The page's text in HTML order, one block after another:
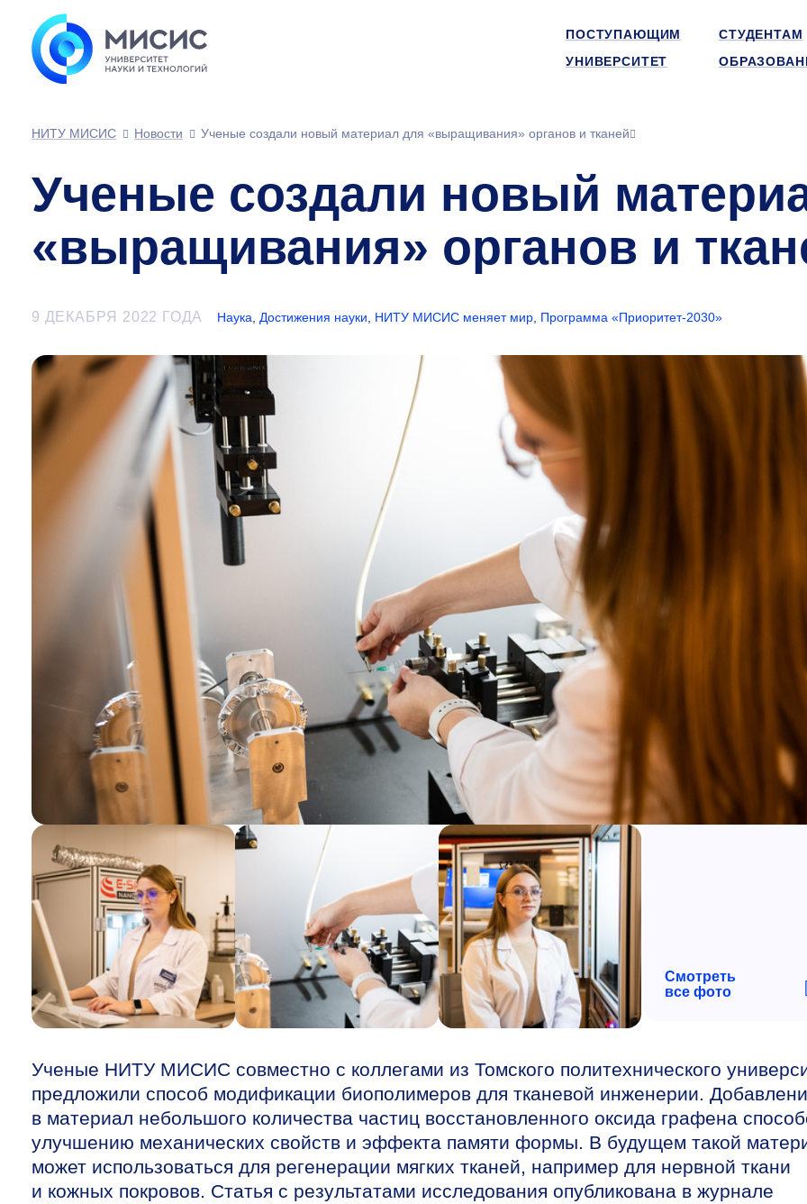
ПОСТУПАЮЩИМ СТУДЕНТАМ
УНИВЕРСИТЕТ
НИТУ МИСИС
Новости Ученые создали новый материал для «выращивания» органов и тканей
Ученые создали новый
«выращивания» органов и
9 ДЕКАБРЯ 2022 ГОДА Наука Достижения науки НИТУ МИСИС меняет мир Программа «Приоритет-2030»
Смотреть
все фото
Ученые НИТУ МИСИС совместно с коллегами из Томского политехнического
предложили способ модификации биополимеров для тканевой инженерии.
в материал небольшого количества частиц восстановленного оксида графена
улучшению механических свойств и эффекта памяти формы. В будущем такой
может использоваться для регенерации мягких тканей, например для нервной ткани
и кожных покровов. Статья с результатами исследования опубликована в журнале